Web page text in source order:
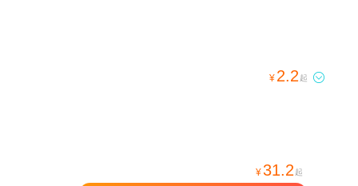
¥ 2.2 起 
¥31.2 起